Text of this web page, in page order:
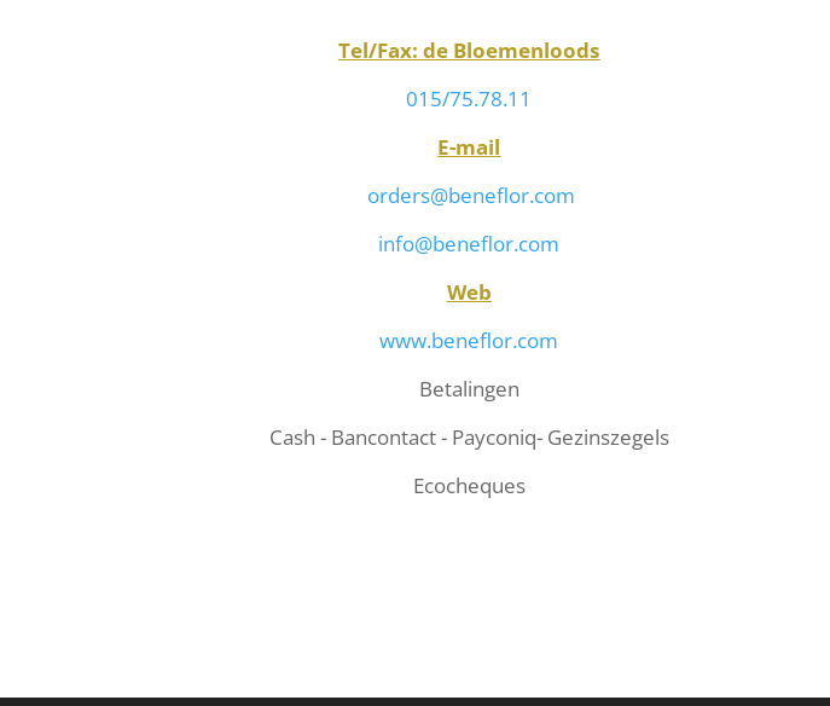
Tel/Fax: de Bloemenloods
015/75.78.11
E-mail
orders@beneflor.com
info@beneflor.com
Web
www.beneflor.com
Betalingen
Cash - Bancontact - Payconiq- Gezinszegels
Ecocheques